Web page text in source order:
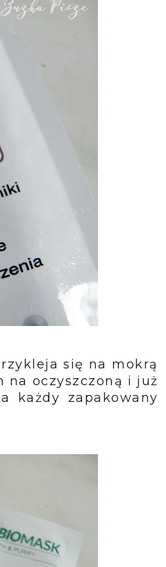
się na mokrą
na oczyszczoną i już
każdy zapakowany